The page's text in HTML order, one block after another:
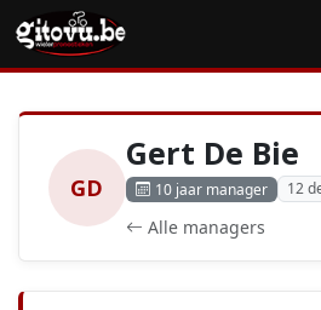
GD
Gert De Bie
10 jaar manager 12
Alle managers